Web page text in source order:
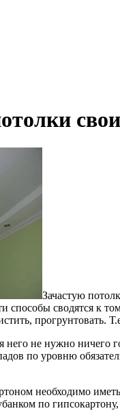
Зачастую
способы сводятся к
прогрунтовать.
не нужно ничего
по уровню
необходимо
по